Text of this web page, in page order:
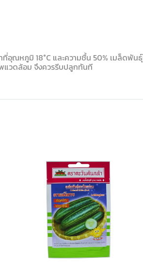
ณหภูมิ 18°C และความชื้น 50% เมล็ดพัน
แวดล้อม จึงควรรีบปลูกทันที